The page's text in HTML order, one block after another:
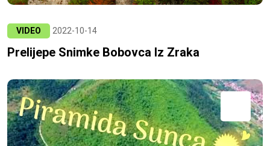
VIDEO 2022-10-14
Prelijepe Snimke Bobovca Iz Zraka